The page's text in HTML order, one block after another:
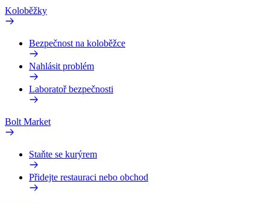
Koloběžky
Bezpečnost na koloběžce
Nahlásit problém
Laboratoř bezpečnosti
Bolt Market
Staňte se kurýrem
Přidejte restauraci nebo obchod